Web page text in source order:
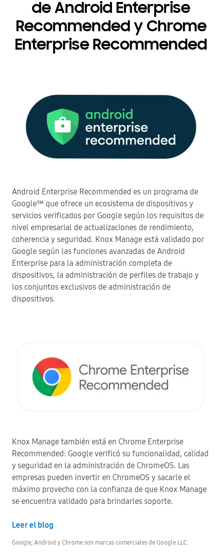
de Android Enterprise
Recommended y Chrome
Enterprise Recommended
Android Enterprise Recommended es un programa de
Google™ que ofrece un ecosistema de dispositivos y
servicios verificados por Google según los requisitos de
nivel empresarial de actualizaciones de rendimiento,
coherencia y seguridad. Knox Manage está validado por
Google según las funciones avanzadas de Android
Enterprise para la administración completa de
dispositivos, la administración de perfiles de trabajo y
los conjuntos exclusivos de administración de
dispositivos.
Knox Manage también está en Chrome Enterprise
Recommended: Google verificó su funcionalidad, calidad
y seguridad en la administración de ChromeOS. Las
empresas pueden invertir en ChromeOS y sacarle el
máximo provecho con la confianza de que Knox Manage
se encuentra validado para brindarles soporte.
Leer el blog
Google, Android y Chrome son marcas comerciales de Google LLC.